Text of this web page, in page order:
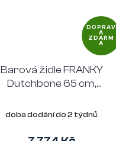
DOPRAV
A
ZDARM
A
Barová židle FRANKY
Dutchbone 65 cm,
doba dodání do 2 týdnů